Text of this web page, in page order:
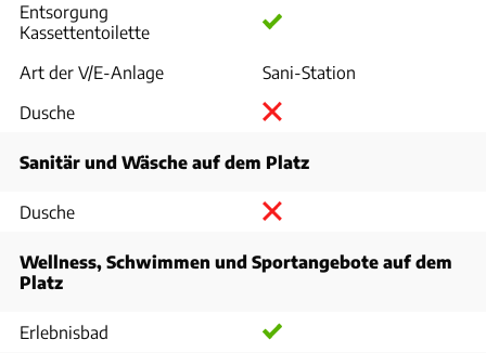
Entsorgung
Kassettentoilette
Art der V/E-Anlage
Sani-Station
Dusche
Sanitär und Wäsche auf dem Platz
Dusche
Wellness, Schwimmen und Sportangebote auf dem
Platz
Erlebnisbad